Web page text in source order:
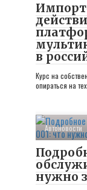
в
Курс на
опираться на
Автоновости
нужно